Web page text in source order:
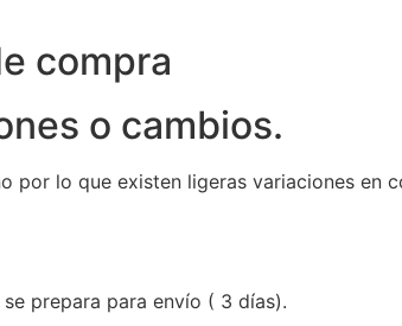
compra
o cambios.
por lo que existen ligeras variaciones en
prepara para envío ( 3 días).